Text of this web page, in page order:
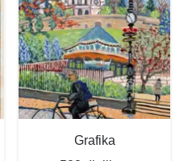
Grafika